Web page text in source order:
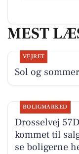
MEST
VEJRET
Sol og
BOLIGMARKED
Drosselvej
kommet til
se boligerne